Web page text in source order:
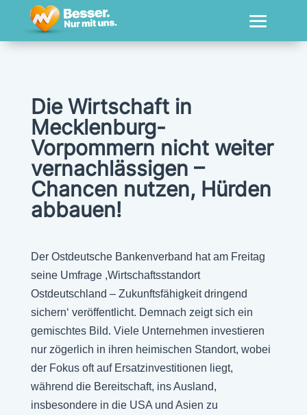
Die Wirtschaft in
Mecklenburg-
Vorpommern nicht weiter
vernachlässigen –
Chancen nutzen, Hürden
abbauen!
Der Ostdeutsche Bankenverband hat am Freitag
seine Umfrage ,Wirtschaftsstandort
Ostdeutschland – Zukunftsfähigkeit dringend
sichern‘ veröffentlicht. Demnach zeigt sich ein
gemischtes Bild. Viele Unternehmen investieren
nur zögerlich in ihren heimischen Standort, wobei
der Fokus oft auf Ersatzinvestitionen liegt,
während die Bereitschaft, ins Ausland,
insbesondere in die USA und Asien zu